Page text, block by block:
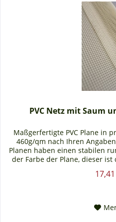
PVC Netz mit Saum
Maßgerfertigte PVC Plane in
460g/qm nach Ihren
Planen haben einen stabilen
der Farbe der Plane, dieser ist